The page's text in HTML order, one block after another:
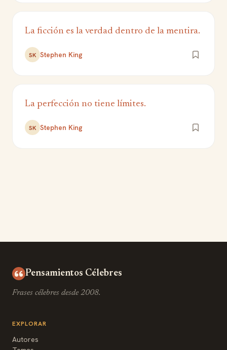
La ficción es la verdad dentro de la mentira.
SK Stephen King
La perfección no tiene límites.
SK Stephen King
Pensamientos Célebres
Frases célebres desde 2008.
EXPLORAR
Autores